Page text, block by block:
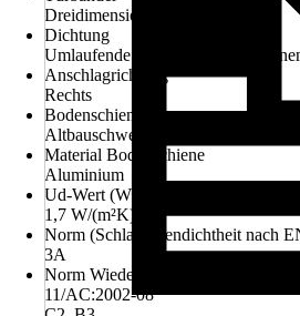
Dreidimensional verstellbar
Dichtung
Umlaufende Anschlagdichtung
Anschlagrichtung
Rechts
Bodenschiene
Altbauschwelle
Material Bodenschiene
Aluminium
Ud-Wert
1,7 W/(m²K)
Norm (Schlagregendichtheit nach
3A
Norm Wiederstandsfähigkeit
11/AC:2002-08